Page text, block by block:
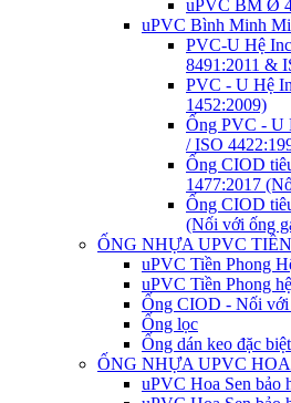
uPVC BM Ø
uPVC Bình Minh
PVC-U Hệ
8491:2011 &
PVC - U Hệ
1452:2009)
Ống PVC - U
/ ISO
Ống CIOD
1477:2017
Ống CIOD
(Nối với ống
ỐNG NHỰA UPVC
uPVC Tiền Phong
uPVC Tiền Phong
Ống CIOD - Nối với
Ống lọc
Ống dán keo đặc biệt
ỐNG NHỰA UPVC HOA
uPVC Hoa Sen bảo